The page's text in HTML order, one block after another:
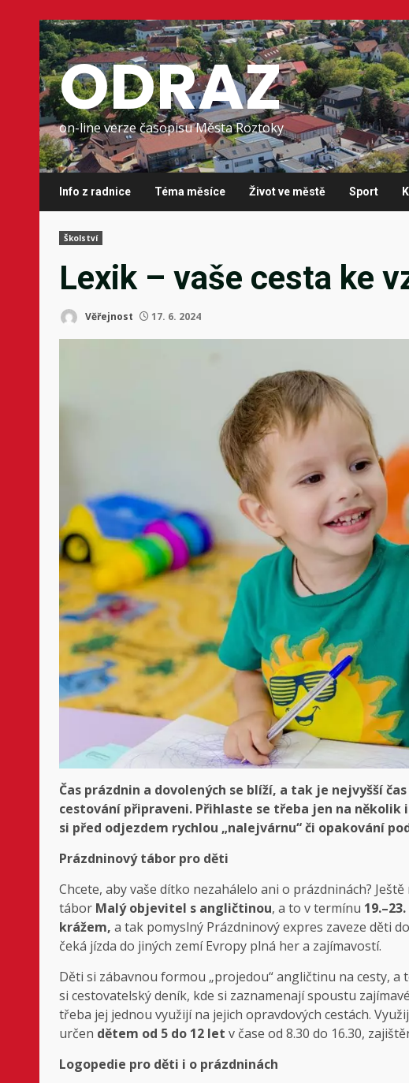
Skip
to
content
ODRAZ
on-line verze časopisu Města Roztoky
Info z radnice Téma měsíce Život ve městě Sport
Školství
Lexik – vaše cesta ke
Věřejnost 17. 6. 2024
Čas prázdnin a dovolených se blíží, a tak je nejvyšší
cestování připraveni. Přihlaste se třeba jen na
si před odjezdem rychlou „nalejvárnu“ či opakování
Prázdninový tábor pro děti
Chcete, aby vaše dítko nezahálelo ani o prázdninách?
tábor Malý objevitel s angličtinou, a to v termínu
krážem, a tak pomyslný Prázdninový expres zaveze děti
čeká jízda do jiných zemí Evropy plná her a zajímavostí.
Děti si zábavnou formou „projedou“ angličtinu na cesty,
si cestovatelský deník, kde si zaznamenají spoustu
třeba jej jednou využijí na jejich opravdových cestách.
určen dětem od 5 do 12 let v čase od 8.30 do 16.30,
Logopedie pro děti i o prázdninách